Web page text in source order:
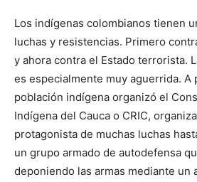
Los indígenas colombianos tienen
luchas y resistencias. Primero
y ahora contra el Estado terrorista.
es especialmente muy aguerrida. A
población indígena organizó el
Indígena del Cauca o CRIC,
protagonista de muchas luchas
un grupo armado de autodefensa
deponiendo las armas mediante un